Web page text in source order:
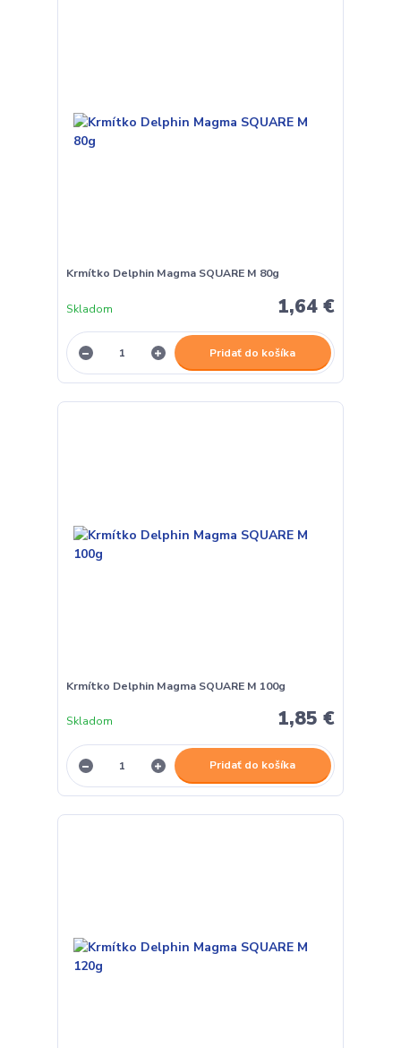
Krmítko Delphin Magma SQUARE M 80g
1,64 €
Skladom
Pridať do košíka
Krmítko Delphin Magma SQUARE M 100g
1,85 €
Skladom
Pridať do košíka